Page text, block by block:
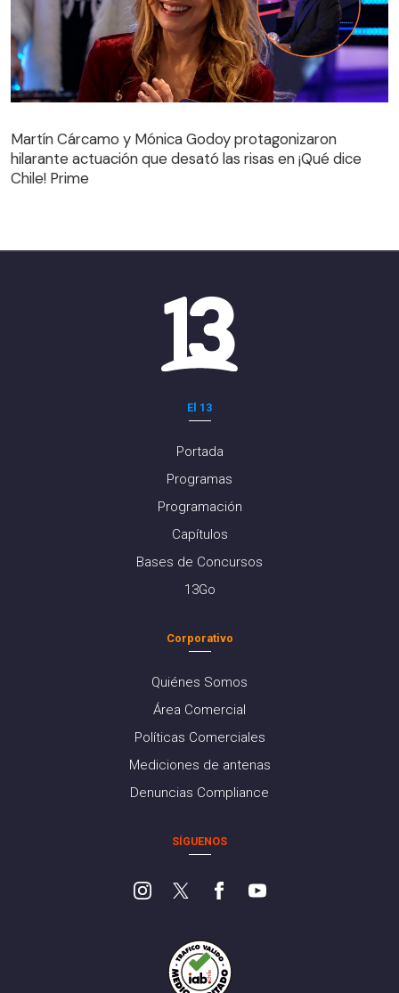
hilarante actuación que desató las risas en ¡Qué dice
Chile! Prime
Martín Cárcamo y Mónica Godoy protagonizaron
hilarante actuación que desató las risas en ¡Qué dice
Chile! Prime
El 13
Portada
Programas
Programación
Capítulos
Bases de Concursos
13Go
Corporativo
Quiénes Somos
Área Comercial
Políticas Comerciales
Mediciones de antenas
Denuncias Compliance
SÍGUENOS